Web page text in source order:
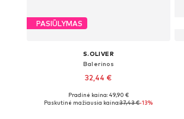
PASIŪLYMAS
S.OLIVER
Balerinos
32,44 €
Galimi dydžiai: 36, 37, 38, 39, 40, 41
Pradinė kaina: 49,90 €
Paskutinė mažiausia kaina:37,43 €-13%